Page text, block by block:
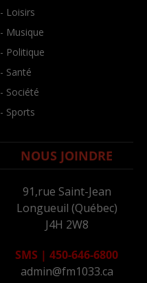
- Loisirs
- Musique
- Politique
- Santé
- Société
- Sports
NOUS JOINDRE
91,rue Saint-Jean
Longueuil (Québec)
J4H 2W8
SMS | 450-646-6800
admin@fm1033.ca